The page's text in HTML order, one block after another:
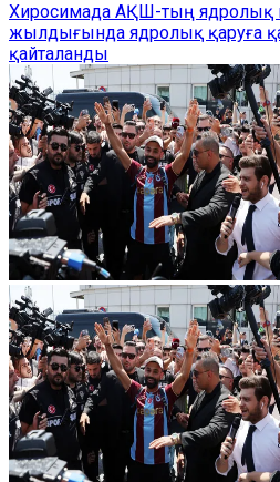
Хиросимада АҚШ-тың
жылдығында ядролық қаруға
қайталанды